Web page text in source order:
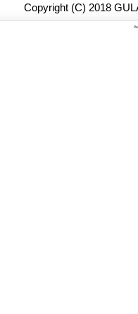
Copyright (C) 2018